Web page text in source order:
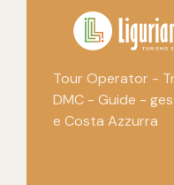
Tour Operator -
DMC - Guide -
e Costa Azzurra